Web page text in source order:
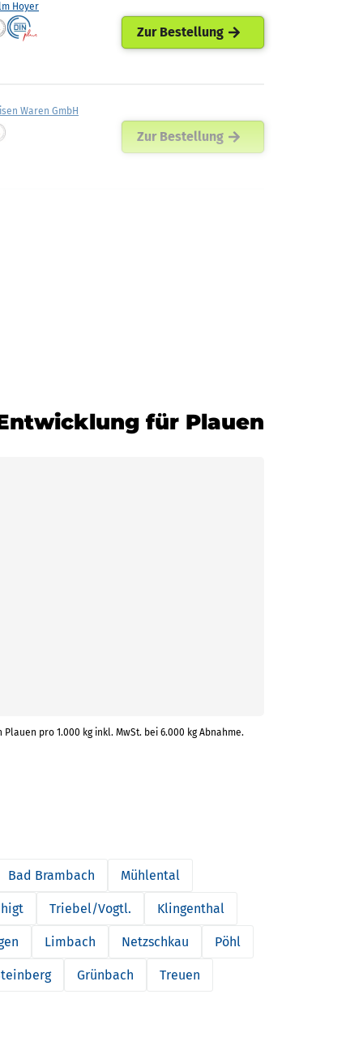
Hoyer
Zur Bestellung
Waren GmbH
Zur Bestellung
für Plauen
pro 1.000 kg inkl. MwSt. bei 6.000 kg Abnahme.
Bad Brambach Mühlental
Triebel/Vogtl. Klingenthal
Limbach Netzschkau Pöhl
Grünbach Treuen